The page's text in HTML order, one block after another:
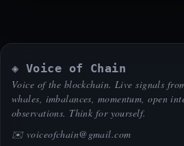
◈ Voice of Chain
Voice of the blockchain. Live signals
whales, imbalances, momentum, open
observations. Think for yourself.
✉️ voiceofchain@gmail.com